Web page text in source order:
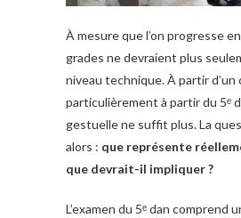
À mesure que l’on progresse
grades ne devraient plus
niveau technique. À partir d’un
particulièrement à partir du 5ᵉ
gestuelle ne suffit plus. La
alors : que représente
que devrait-il impliquer ?
L’examen du 5ᵉ dan comprend